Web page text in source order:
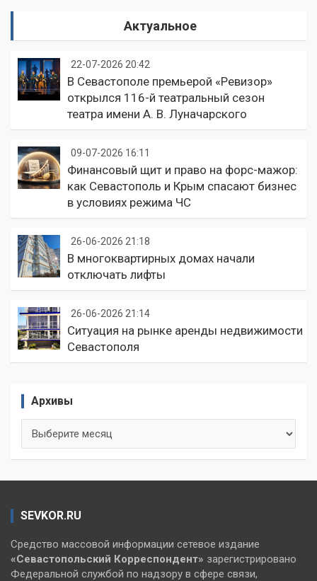
Актуальное
22-07-2026 20:42
В Севастополе премьерой «Ревизор»
открылся 116-й театральный сезон
театра имени А. В. Луначарского
09-07-2026 16:11
Финансовый щит и право на форс-мажор:
как Севастополь и Крым спасают бизнес
в условиях режима ЧС
26-06-2026 21:18
В многоквартирных домах начали
отключать лифты
26-06-2026 21:14
Ситуация на рынке аренды недвижимости
Севастополя
Архивы
SEVKOR.RU
Средство массовой информации сетевое издание
«Севастопольский Корреспондент» зарегистрировано
Федеральной службой по надзору в сфере связи,